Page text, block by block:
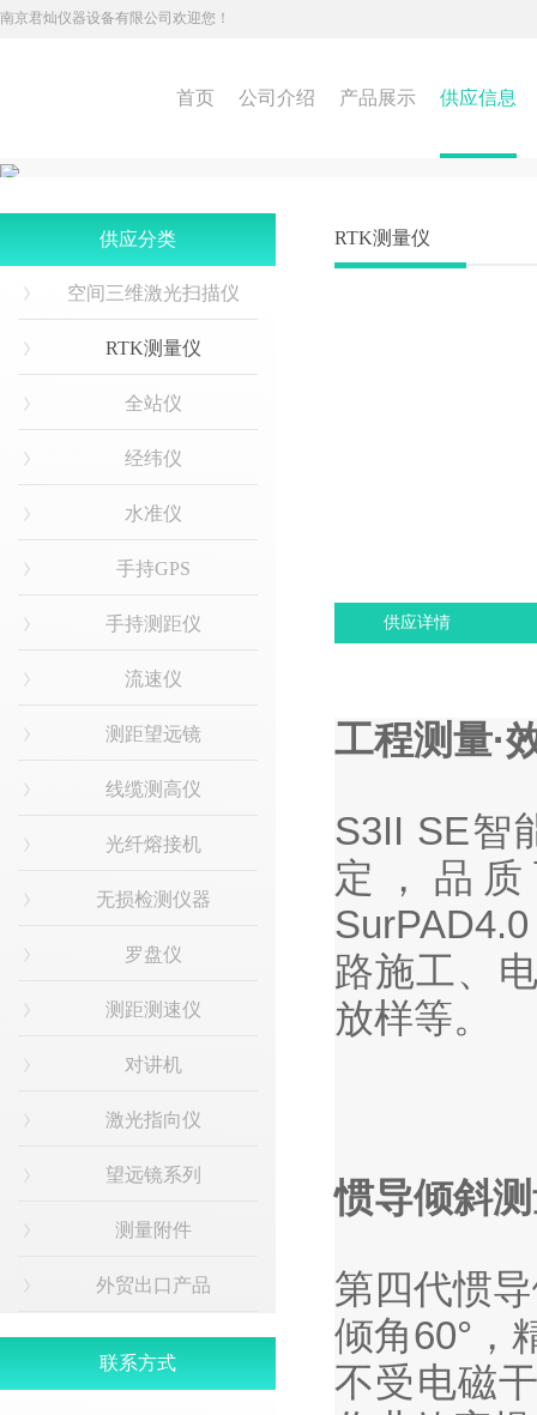
南京君灿仪器设备有限公司欢迎您！
首页 公司介绍 产品展示 供应信息
供应分类
空间三维激光扫描仪
RTK测量仪
全站仪
经纬仪
水准仪
手持GPS
手持测距仪
流速仪
测距望远镜
线缆测高仪
光纤熔接机
无损检测仪器
罗盘仪
测距测速仪
对讲机
激光指向仪
望远镜系列
测量附件
外贸出口产品
联系方式
RTK测量仪
供应详情
⼯程测量·
S3II SE智
定，品
路施工、
放样等。
惯导倾斜
第四代惯
倾⻆60°，
不受电磁